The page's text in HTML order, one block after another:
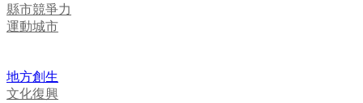
縣市競爭力
運動城市
地方創生
文化復興